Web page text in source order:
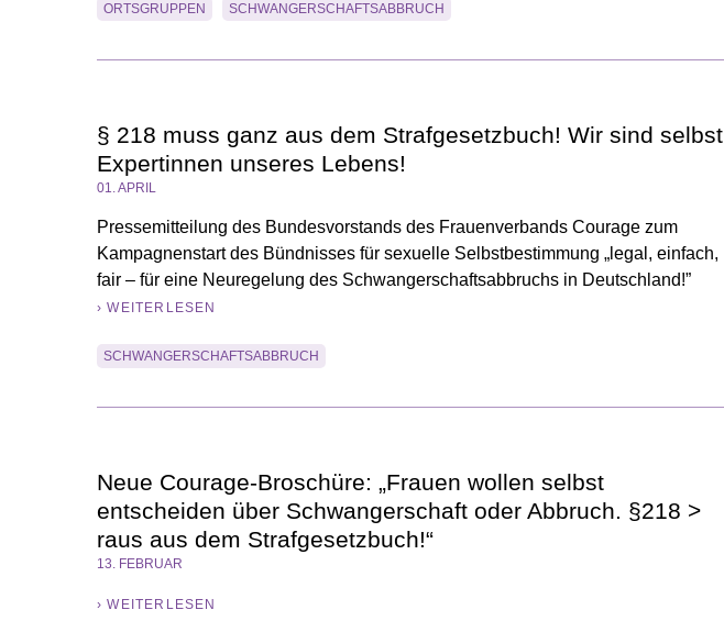
ORTSGRUPPEN SCHWANGERSCHAFTSABBRUCH
§ 218 muss ganz aus dem Strafgesetzbuch! Wir sind selbst
Expertinnen unseres Lebens!
01. APRIL
Pressemitteilung des Bundesvorstands des Frauenverbands Courage zum
Kampagnenstart des Bündnisses für sexuelle Selbstbestimmung „legal, einfach,
fair – für eine Neuregelung des Schwangerschaftsabbruchs in Deutschland!”
› WEITERLESEN
SCHWANGERSCHAFTSABBRUCH
Neue Courage-Broschüre: „Frauen wollen selbst
entscheiden über Schwangerschaft oder Abbruch. §218 >
raus aus dem Strafgesetzbuch!“
13. FEBRUAR
› WEITERLESEN